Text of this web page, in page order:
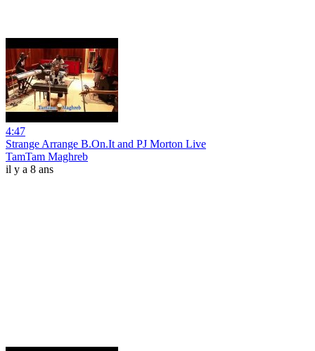
4:47
Strange Arrange B.On.It and PJ Morton Live
TamTam Maghreb
il y a 8 ans